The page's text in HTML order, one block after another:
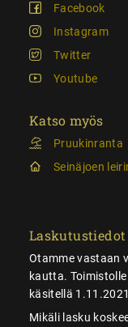
Facebook
Instagram
Twitter
Youtube
Katso myös
Pruukinranta
Seinäjoen
Laskutustiedot
Otamme vastaan
kautta.
käsitellä
Mikäli lasku